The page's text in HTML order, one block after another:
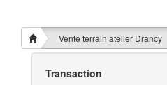
Vente terrain atelier Drancy
Transaction